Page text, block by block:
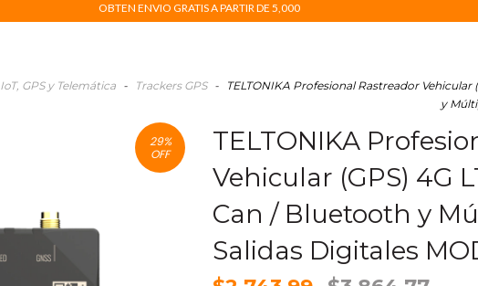
OBTEN ENVIO GRATIS A PARTIR DE 5,000
IoT, GPS y Telemática - Trackers GPS -
TELTONIKA Profesional Rastreador Vehicular
y
29%
OFF
TELTONIKA
Vehicular (GPS) 4G
Can / Bluetooth y
Salidas Digitales